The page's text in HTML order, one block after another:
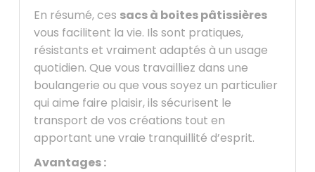
En résumé, ces sacs à boites pâtissières
vous facilitent la vie. Ils sont pratiques,
résistants et vraiment adaptés à un usage
quotidien. Que vous travailliez dans une
boulangerie ou que vous soyez un particulier
qui aime faire plaisir, ils sécurisent le
transport de vos créations tout en
apportant une vraie tranquillité d’esprit.
Avantages :